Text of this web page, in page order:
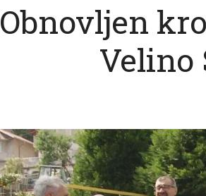
Obnovljen
Velino